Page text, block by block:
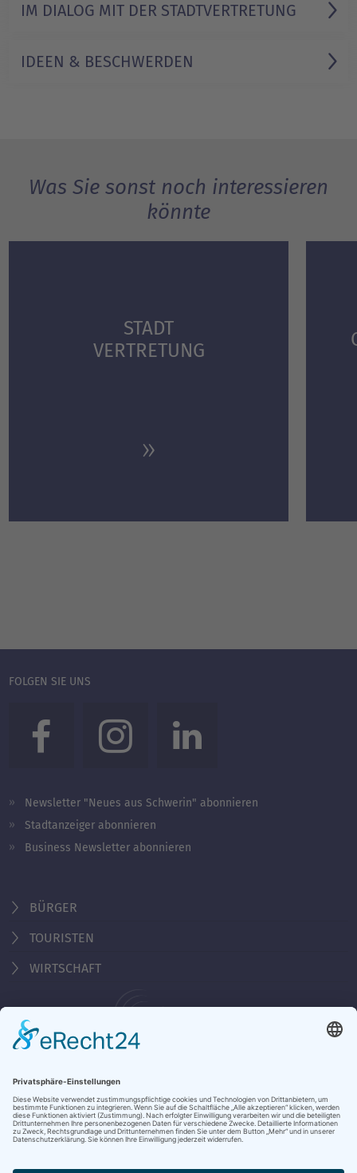
IM DIALOG MIT DER STADTVERTRETUNG
IDEEN & BESCHWERDEN
Was Sie sonst noch interessieren
könnte
STADT
VERTRETUNG
FOLGEN SIE UNS
Newsletter "Neues aus Schwerin" abonnieren
Stadtanzeiger abonnieren
Business Newsletter abonnieren
BÜRGER
TOURISTEN
WIRTSCHAFT
Behördennummer 115
KONTAKT
NOTRUFE & HOTLINES
JOBS
STADTANZEIGER
BROSCHÜREN
PRESSE
DATENSCHUTZ